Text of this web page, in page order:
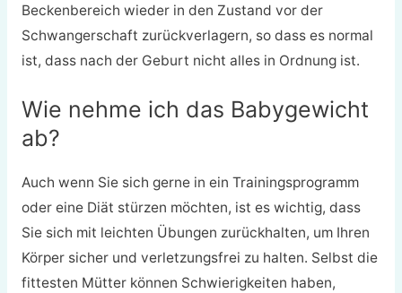
Beckenbereich wieder in den Zustand vor der
Schwangerschaft zurückverlagern, so dass es normal
ist, dass nach der Geburt nicht alles in Ordnung ist.
Wie nehme ich das Babygewicht
ab?
Auch wenn Sie sich gerne in ein Trainingsprogramm
oder eine Diät stürzen möchten, ist es wichtig, dass
Sie sich mit leichten Übungen zurückhalten, um Ihren
Körper sicher und verletzungsfrei zu halten. Selbst die
fittesten Mütter können Schwierigkeiten haben,